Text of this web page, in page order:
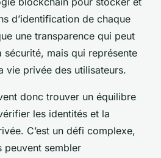
d’identification de chaque
une transparence qui peut
mais qui représente
vie privée des utilisateurs.
donc trouver un équilibre
les identités et la
C’est un défi complexe,
sembler